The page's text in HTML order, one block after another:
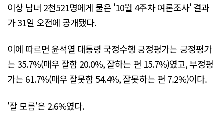
이상 남녀 2천521명에게 물은 '10월 4주차 여론조사' 결과
가 31일 오전에 공개됐다.
이에 따르면 윤석열 대통령 국정수행 긍정평가는 긍정평가
는 35.7%(매우 잘함 20.0%, 잘하는 편 15.7%)였고, 부정평
가는 61.7%(매우 잘못함 54.4%, 잘못하는 편 7.2%)이다.
'잘 모름'은 2.6%였다.